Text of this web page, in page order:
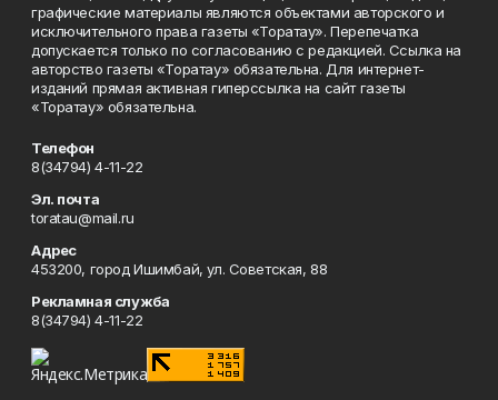
графические материалы являются объектами авторского и
исключительного права газеты «Торатау». Перепечатка
допускается только по согласованию с редакцией. Ссылка на
авторство газеты «Торатау» обязательна. Для интернет-
изданий прямая активная гиперссылка на сайт газеты
«Торатау» обязательна.
Телефон
8(34794) 4-11-22
Эл. почта
toratau@mail.ru
Адрес
453200, город Ишимбай, ул. Советская, 88
Рекламная служба
8(34794) 4-11-22